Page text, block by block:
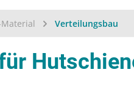
Verteilungsbau